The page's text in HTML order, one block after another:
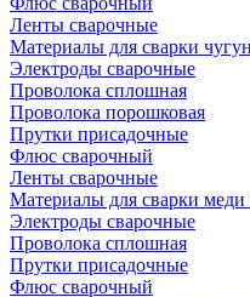
Ленты сварочные
Материалы для сварки
Электроды сварочные
Проволока сплошная
Проволока порошковая
Прутки присадочные
Флюс сварочный
Ленты сварочные
Материалы для сварки меди
Электроды сварочные
Проволока сплошная
Прутки присадочные
Флюс сварочный